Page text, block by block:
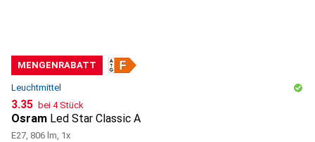
MENGENRABATT
Leuchtmittel
CHF
3.35 bei 4 Stück
Osram Led Star Classic A
E27, 806 lm, 1x